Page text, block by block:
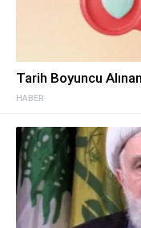
HABER
Tarih Boyuncu